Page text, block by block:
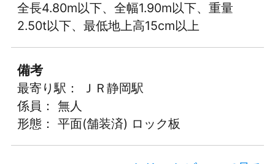
全長4.80m以下、全幅1.90m以下、重量
2.50t以下、最低地上高15cm以上
備考
最寄り駅： ＪＲ静岡駅
係員： 無人
形態： 平面(舗装済) ロック板